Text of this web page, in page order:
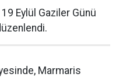
Eylül Gaziler Günü
Marmaris